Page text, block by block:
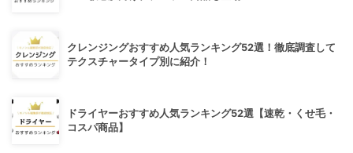
クレンジングおすすめ人気ランキング52選！徹底調査して
テクスチャータイプ別に紹介！
ドライヤーおすすめ人気ランキング52選【速乾・くせ毛・
コスパ商品】